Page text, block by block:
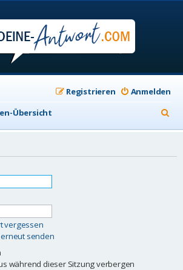
Anmelden
Registrieren
Übersicht
u
vergessen
senden
während dieser Sitzung verbergen